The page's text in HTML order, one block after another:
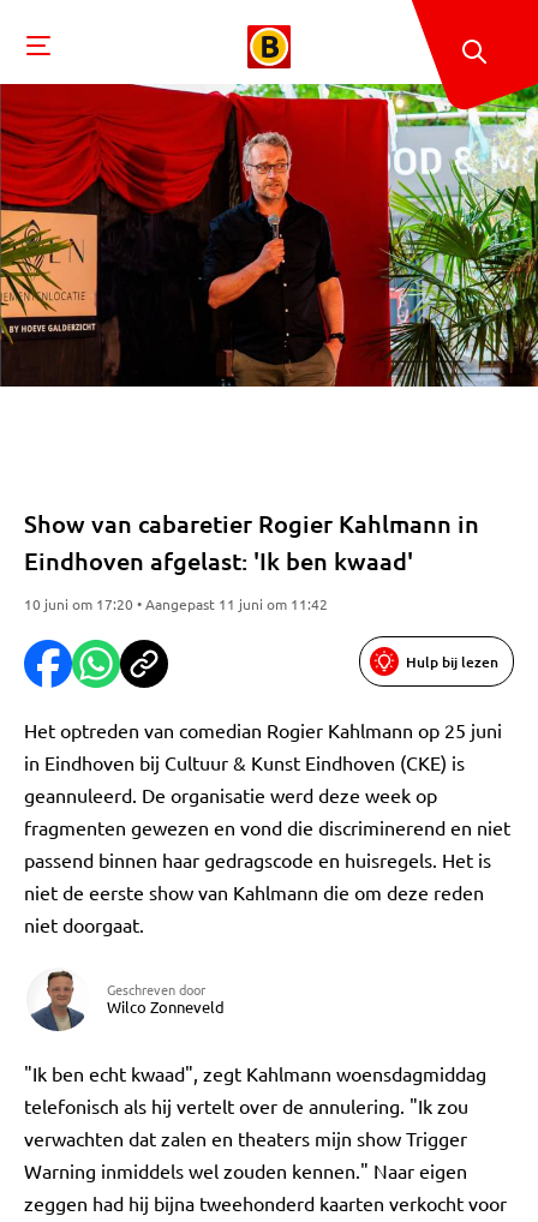
Show van cabaretier Rogier Kahlmann in
Eindhoven afgelast: 'Ik ben kwaad'
10 juni om 17:20 • Aangepast 11 juni om 11:42
Hulp bij lezen
Het optreden van comedian Rogier Kahlmann op 25 juni
in Eindhoven bij Cultuur & Kunst Eindhoven (CKE) is
geannuleerd. De organisatie werd deze week op
fragmenten gewezen en vond die discriminerend en niet
passend binnen haar gedragscode en huisregels. Het is
niet de eerste show van Kahlmann die om deze reden
niet doorgaat.
Geschreven door
Wilco Zonneveld
"Ik ben echt kwaad", zegt Kahlmann woensdagmiddag
telefonisch als hij vertelt over de annulering. "Ik zou
verwachten dat zalen en theaters mijn show Trigger
Warning inmiddels wel zouden kennen." Naar eigen
zeggen had hij bijna tweehonderd kaarten verkocht voor